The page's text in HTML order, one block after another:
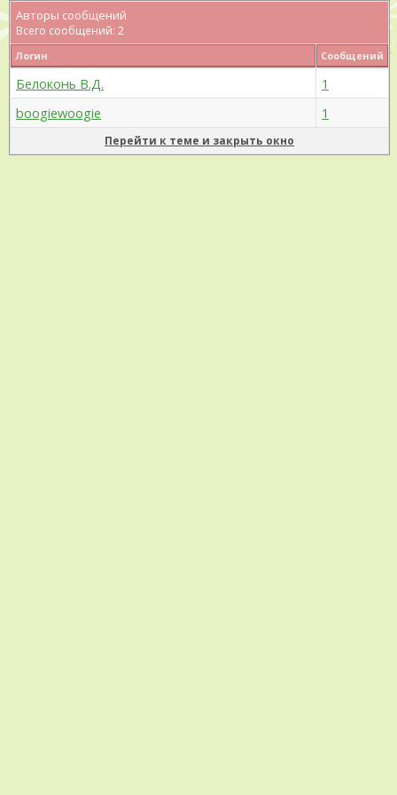
Авторы сообщений
Всего сообщений: 2
Логин Сообщений
Белоконь В.Д.
1
boogiewoogie
1
Перейти к теме и закрыть окно